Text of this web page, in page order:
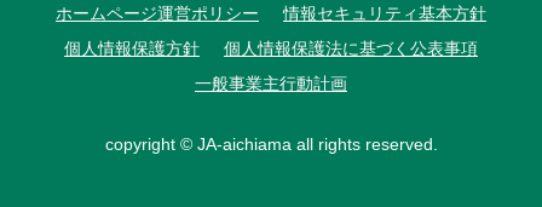
ホームページ運営ポリシー
情報セキュリティ基本方針
個人情報保護方針
個人情報保護法に基づく公表事項
一般事業主行動計画
copyright © JA-aichiama all rights reserved.